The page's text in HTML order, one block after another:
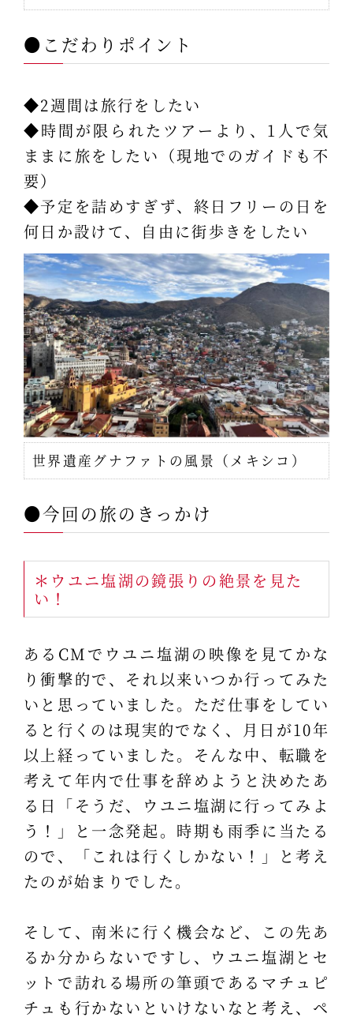
●こだわりポイント
◆2週間は旅行をしたい
◆時間が限られたツアーより、1人で気
ままに旅をしたい（現地でのガイドも不
要）
◆予定を詰めすぎず、終日フリーの日を
何日か設けて、自由に街歩きをしたい
世界遺産グナファトの風景（メキシコ）
●今回の旅のきっかけ
＊ウユニ塩湖の鏡張りの絶景を見た
い！
あるCMでウユニ塩湖の映像を見てかな
り衝撃的で、それ以来いつか行ってみた
いと思っていました。ただ仕事をしてい
ると行くのは現実的でなく、月日が10年
以上経っていました。そんな中、転職を
考えて年内で仕事を辞めようと決めたあ
る日「そうだ、ウユニ塩湖に行ってみよ
う！」と一念発起。時期も雨季に当たる
ので、「これは行くしかない！」と考え
たのが始まりでした。
そして、南米に行く機会など、この先あ
るか分からないですし、ウユニ塩湖とセ
ットで訪れる場所の筆頭であるマチュピ
チュも行かないといけないなと考え、ペ